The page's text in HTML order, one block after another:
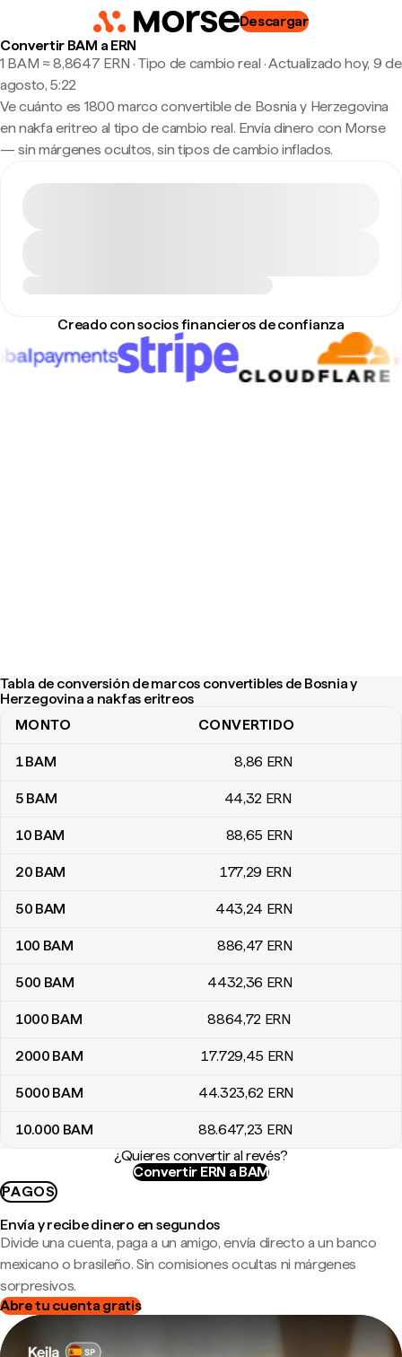
Descargar
Convertir BAM a ERN
1 BAM ≈ 8,8647 ERN · Tipo de cambio real ·Actualizado hoy, 9 de
agosto, 5:22
Ve cuánto es 1800 marco convertible de Bosnia y Herzegovina
en nakfa eritreo al tipo de cambio real. Envía dinero con Morse
— sin márgenes ocultos, sin tipos de cambio inflados.
Creado con socios financieros de confianza
Tabla de conversión de marcos convertibles de Bosnia y
Herzegovina a nakfas eritreos
Tabla de conversión de marcos convertibles de Bosnia y
MONTO CONVERTIDO
1BAM 8,86 ERN
5 BAM 44,32 ERN
10 BAM 88,65 ERN
20 BAM 177,29 ERN
50 BAM 443,24 ERN
100 BAM 886,47 ERN
500 BAM 4432,36 ERN
1000 BAM 8864,72 ERN
2000 BAM 17.729,45 ERN
5000 BAM 44.323,62 ERN
10.000 BAM 88.647,23 ERN
¿Quieres convertir al revés?
Convertir ERN a BAM
PAGOS
Envía y recibe dinero en segundos
Divide una cuenta, paga a un amigo, envía directo a un banco
mexicano o brasileño. Sin comisiones ocultas ni márgenes
sorpresivos.
Abre tu cuenta gratis